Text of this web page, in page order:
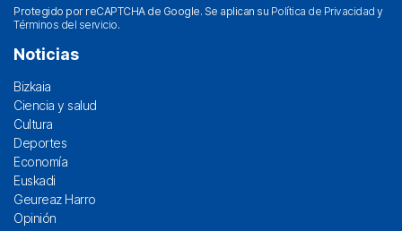
Protegido por reCAPTCHA de Google. Se aplican su Política de Privacidad y
Términos del servicio.
Noticias
Bizkaia
Ciencia y salud
Cultura
Deportes
Economía
Euskadi
Geureaz Harro
Opinión